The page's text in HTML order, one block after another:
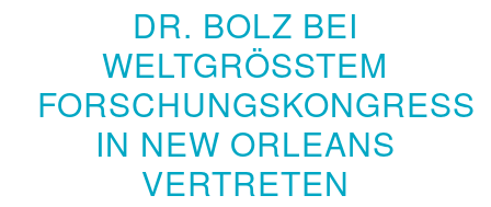
DR. BOLZ BEI
WELTGRÖSSTEM F
ORSCHUNGSKONGRESS I
N NEW ORLEANS V
ERTRETEN